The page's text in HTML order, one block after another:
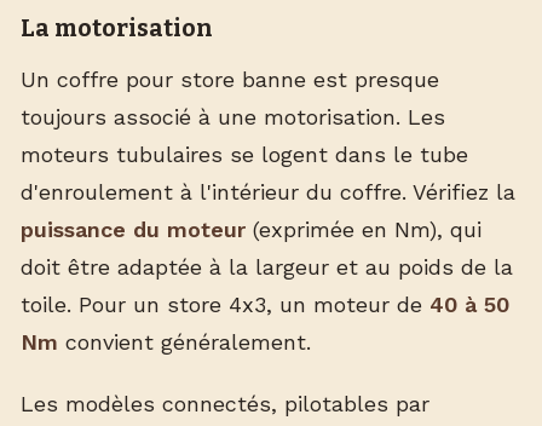
La motorisation
Un coffre pour store banne est presque
toujours associé à une motorisation. Les
moteurs tubulaires se logent dans le tube
d'enroulement à l'intérieur du coffre. Vérifiez la
puissance du moteur (exprimée en Nm), qui
doit être adaptée à la largeur et au poids de la
toile. Pour un store 4x3, un moteur de 40 à 50
Nm convient généralement.
Les modèles connectés, pilotables par